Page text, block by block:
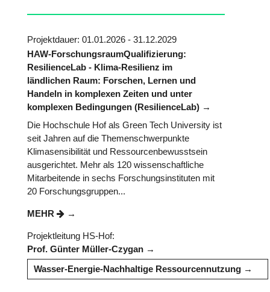
Projektdauer: 01.01.2026 - 31.12.2029
HAW-ForschungsraumQualifizierung:
ResilienceLab - Klima-Resilienz im
ländlichen Raum: Forschen, Lernen und
Handeln in komplexen Zeiten und unter
komplexen Bedingungen (ResilienceLab)
Die Hochschule Hof als Green Tech University ist
seit Jahren auf die Themenschwerpunkte
Klimasensibilität und Ressourcenbewusstsein
ausgerichtet. Mehr als 120 wissenschaftliche
Mitarbeitende in sechs Forschungsinstituten mit
20 Forschungsgruppen...
MEHR
Projektleitung HS-Hof:
Prof. Günter Müller-Czygan
Wasser-Energie-Nachhaltige Ressourcennutzung